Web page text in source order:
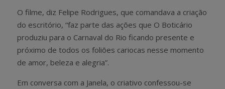
O filme, diz Felipe Rodrigues, que comandava a criação
do escritório, “faz parte das ações que O Boticário
produziu para o Carnaval do Rio ficando presente e
próximo de todos os foliões cariocas nesse momento
de amor, beleza e alegria”.
Em conversa com a Janela, o criativo confessou-se